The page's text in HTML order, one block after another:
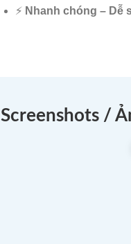
⚡ Nhanh chóng – Dễ
Screenshots /